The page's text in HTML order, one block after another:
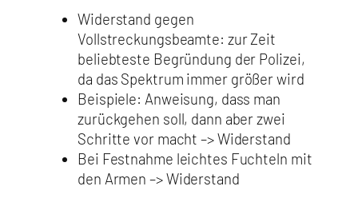
Widerstand gegen
Vollstreckungsbeamte: zur Zeit
beliebteste Begründung der Polizei,
da das Spektrum immer größer wird
Beispiele: Anweisung, dass man
zurückgehen soll, dann aber zwei
Schritte vor macht –> Widerstand
Bei Festnahme leichtes Fuchteln mit
den Armen –> Widerstand